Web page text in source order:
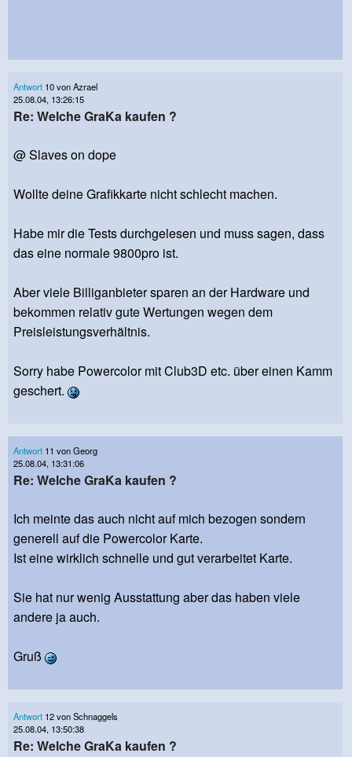
Antwort 10 von Azrael
25.08.04, 13:26:15
Re: Welche GraKa kaufen ?
@ Slaves on dope
Wollte deine Grafikkarte nicht schlecht machen.
Habe mir die Tests durchgelesen und muss sagen, dass
das eine normale 9800pro ist.
Aber viele Billiganbieter sparen an der Hardware und
bekommen relativ gute Wertungen wegen dem
Preisleistungsverhältnis.
Sorry habe Powercolor mit Club3D etc. über einen Kamm
geschert.
Antwort 11 von Georg
25.08.04, 13:31:06
Re: Welche GraKa kaufen ?
Ich meinte das auch nicht auf mich bezogen sondern
generell auf die Powercolor Karte.
Ist eine wirklich schnelle und gut verarbeitet Karte.
Sie hat nur wenig Ausstattung aber das haben viele
andere ja auch.
Gruß
Antwort 12 von Schnaggels
25.08.04, 13:50:38
Re: Welche GraKa kaufen ?